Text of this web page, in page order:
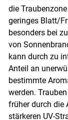
die
geringes Blatt/
besonders bei
von
kann durch zu
Anteil an
bestimmte
werden.
früher durch die
stärkeren UV-